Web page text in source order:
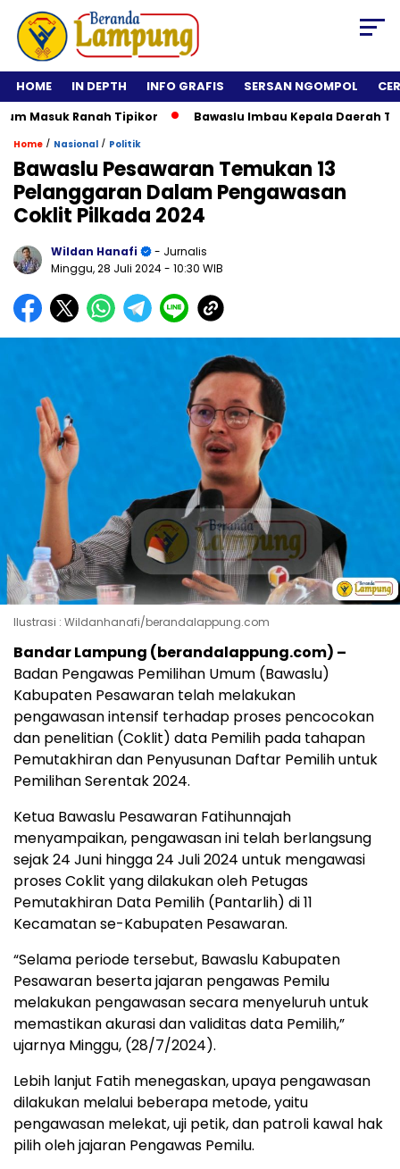
HOME IN DEPTH INFO GRAFIS SERSAN NGOMPOL
Ranah Tipikor Bawaslu Imbau Kepala Daerah Tidak
Home / Nasional / Politik
Bawaslu Pesawaran Temukan 13
Pelanggaran Dalam Pengawasan
Coklit Pilkada 2024
Wildan Hanafi
- Jurnalis
Minggu, 28 Juli 2024- 10:30 WIB
Ilustrasi : Wildanhanafi/berandalappung.com
Bandar Lampung (berandalappung.com) –
Badan Pengawas Pemilihan Umum (Bawaslu)
Kabupaten Pesawaran telah melakukan
pengawasan intensif terhadap proses pencocokan
dan penelitian (Coklit) data Pemilih pada tahapan
Pemutakhiran dan Penyusunan Daftar Pemilih untuk
Pemilihan Serentak 2024.
Ketua Bawaslu Pesawaran Fatihunnajah
menyampaikan, pengawasan ini telah berlangsung
sejak 24 Juni hingga 24 Juli 2024 untuk mengawasi
proses Coklit yang dilakukan oleh Petugas
Pemutakhiran Data Pemilih (Pantarlih) di 11
Kecamatan se-Kabupaten Pesawaran.
“Selama periode tersebut, Bawaslu Kabupaten
Pesawaran beserta jajaran pengawas Pemilu
melakukan pengawasan secara menyeluruh untuk
memastikan akurasi dan validitas data Pemilih,”
ujarnya Minggu, (28/7/2024).
Lebih lanjut Fatih menegaskan, upaya pengawasan
dilakukan melalui beberapa metode, yaitu
pengawasan melekat, uji petik, dan patroli kawal hak
pilih oleh jajaran Pengawas Pemilu.